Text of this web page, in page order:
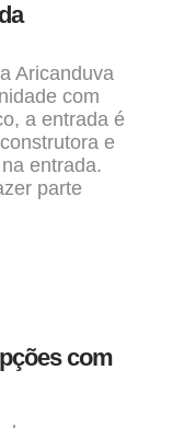
Aricanduva
com
a entrada é
e
entrada.
parte
com